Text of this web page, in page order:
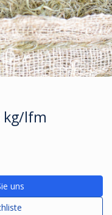
kg/lfm
uns